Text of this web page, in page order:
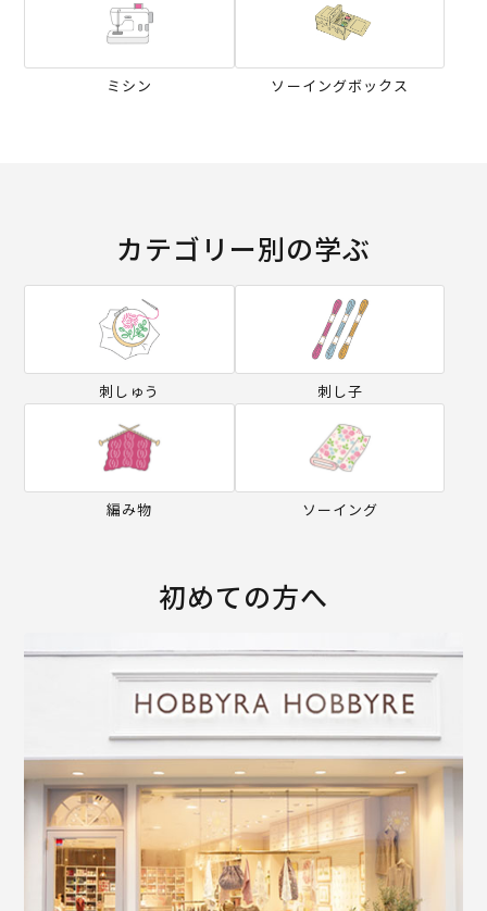
ミシン ソーイングボックス
カテゴリー別の学ぶ
刺しゅう 刺し子
編み物 ソーイング
初めての方へ